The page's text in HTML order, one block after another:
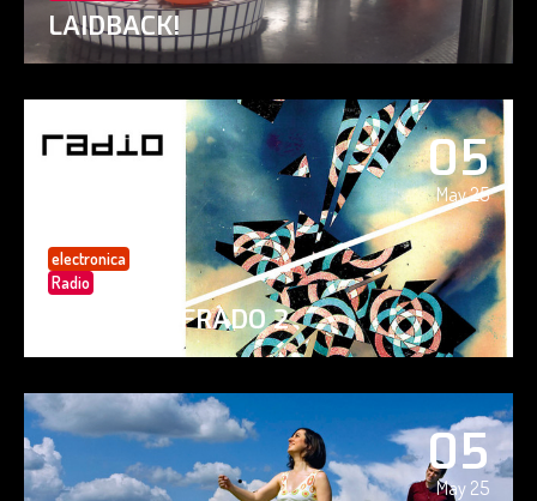
LAIDBACK!
05
May 25
electronica
Radio
PAISAJE CIFRADO 2
05
May 25